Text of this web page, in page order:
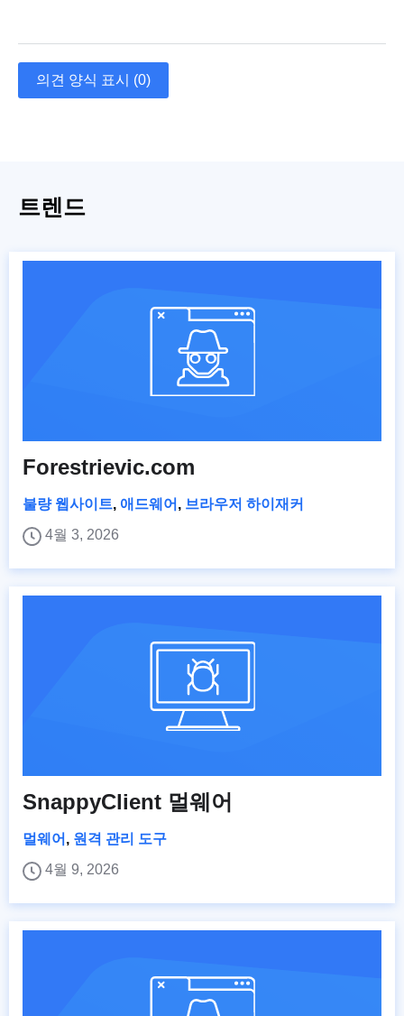
의견 양식 표시 (0)
트렌드
Forestrievic.com
불량 웹사이트, 애드웨어 , 브라우저 하이재커
4월 3, 2026
SnappyClient 멀웨어
멀웨어 , 원격 관리 도구
4월 9, 2026